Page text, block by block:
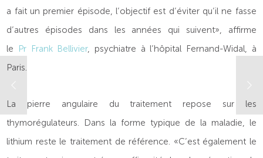
a fait un premier épisode, l’objectif est d’éviter qu’il ne fasse
d’autres épisodes dans les années qui suivent», affirme
le
Pr Frank Bellivier, psychiatre à l’hôpital Fernand-Widal, à
Paris.
La pierre angulaire du traitement repose sur les
thymorégulateurs. Dans la forme typique de la maladie, le
lithium reste le traitement de référence. «C’est également le